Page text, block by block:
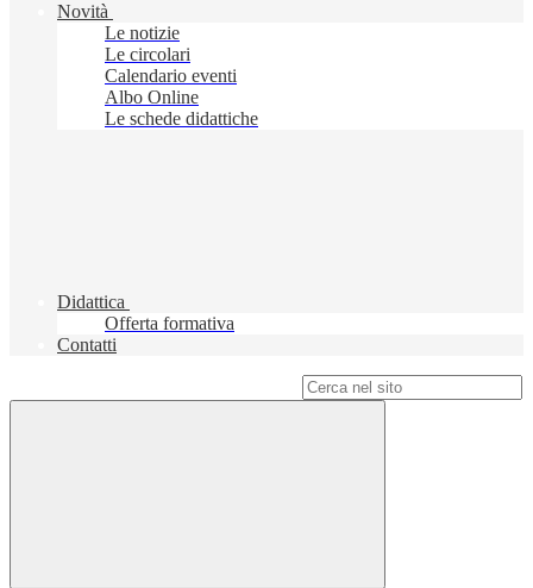
Novità
Le notizie
Le circolari
Calendario eventi
Albo Online
Le schede didattiche
Didattica
Offerta formativa
Contatti